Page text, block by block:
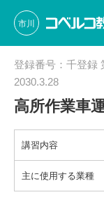
市川
登録番号：千登録
2030.3.28
高所作業車
講習内容
主に使用する業種